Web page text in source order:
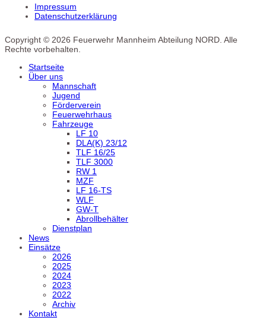
Impressum
Datenschutzerklärung
Copyright © 2026 Feuerwehr Mannheim Abteilung NORD. Alle
Rechte vorbehalten.
Startseite
Über uns
Mannschaft
Jugend
Förderverein
Feuerwehrhaus
Fahrzeuge
LF 10
DLA(K) 23/12
TLF 16/25
TLF 3000
RW 1
MZF
LF 16-TS
WLF
GW-T
Abrollbehälter
Dienstplan
News
Einsätze
2026
2025
2024
2023
2022
Archiv
Kontakt